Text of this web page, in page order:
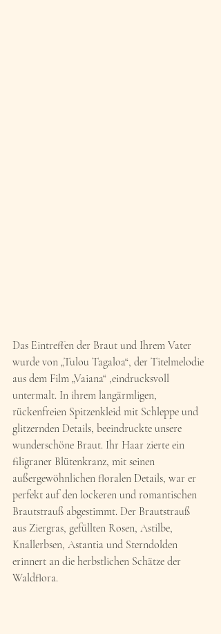
Das Eintreffen der Braut und Ihrem Vater
wurde von „Tulou Tagaloa“, der Titelmelodie
aus dem Film „Vaiana“ ,eindrucksvoll
untermalt. In ihrem langärmligen,
rückenfreien Spitzenkleid mit Schleppe und
glitzernden Details, beeindruckte unsere
wunderschöne Braut. Ihr Haar zierte ein
filigraner Blütenkranz, mit seinen
außergewöhnlichen floralen Details, war er
perfekt auf den lockeren und romantischen
Brautstrauß abgestimmt. Der Brautstrauß
aus Ziergras, gefüllten Rosen, Astilbe,
Knallerbsen, Astantia und Sterndolden
erinnert an die herbstlichen Schätze der
Waldflora.